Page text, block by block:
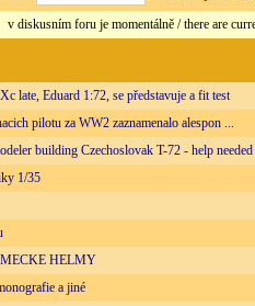
v diskusním foru je momentálně / there are
late, Eduard 1:72, se představuje a fit test
pilotu za WW2 zaznamenalo alespon ...
building Czechoslovak T-72 - help needed
1/35
HELMY
a jiné